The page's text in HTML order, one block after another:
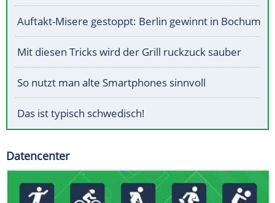
Auftakt-Misere gestoppt: Berlin gewinnt in Bochum
Mit diesen Tricks wird der Grill ruckzuck sauber
So nutzt man alte Smartphones sinnvoll
Das ist typisch schwedisch!
Datencenter